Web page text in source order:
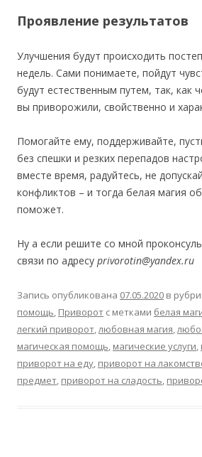
Проявление результатов
Улучшения будут происходить
недель. Сами понимаете, пойдут
будут естественным путем, так, как
вы приворожили, свойственно и
Помогайте ему, поддерживайте,
без спешки и резких перепадов
вместе время, радуйтесь, не
конфликтов – и тогда белая магия
поможет.
Ну а если решите со мной
связи по адресу privorotin@yandex.ru
Запись опубликована 07.05.2020 в
помощь, Приворот с метками белая
легкий приворот,любовная магия,
магическая помощь, магические услуги,
приворот на еду, приворот на
предмет, приворот на сладость,